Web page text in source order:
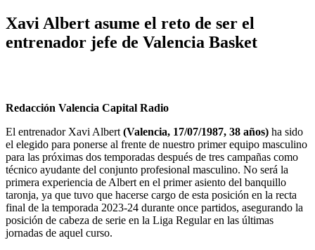
Xavi Albert asume el reto de ser el
entrenador jefe de Valencia Basket
Redacción Valencia Capital Radio
El entrenador Xavi Albert(Valencia, 17/07/1987, 38 años) ha sido
el elegido para ponerse al frente de nuestro primer equipo masculino
para las próximas dos temporadas después de tres campañas como
técnico ayudante del conjunto profesional masculino. No será la
primera experiencia de Albert en el primer asiento del banquillo
taronja, ya que tuvo que hacerse cargo de esta posición en la recta
final de la temporada 2023-24 durante once partidos, asegurando la
posición de cabeza de serie en la Liga Regular en las últimas
jornadas de aquel curso.